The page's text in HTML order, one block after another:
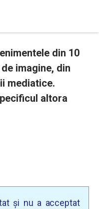
din 10
imagine, din
mediatice.
altora
și nu a acceptat